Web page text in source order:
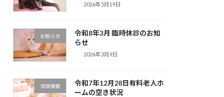
2026年5月19日
お知らせ
令和8年3月 臨時休診のお知
らせ
2026年3月9日
空床情報
令和7年12月28日有料老人ホ
ームの空き状況